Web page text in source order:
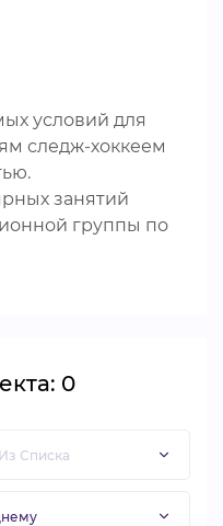
условий для
следж-хоккеем
занятий
группы по
0